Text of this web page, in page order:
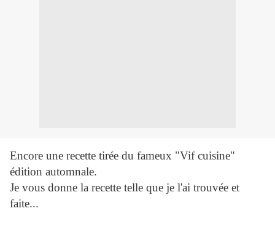
Encore une recette tirée du fameux "Vif cuisine"
édition automnale.
Je vous donne la recette telle que je l'ai trouvée et
faite...